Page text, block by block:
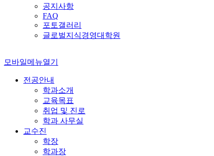
공지사항
FAQ
포토갤러리
글로벌지식경영대학원
모바일메뉴열기
전공안내
학과소개
교육목표
취업 및 진로
학과 사무실
교수진
학장
학과장